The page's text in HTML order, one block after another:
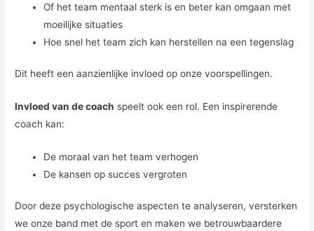
Of het team mentaal sterk is en beter kan omgaan met
moeilijke situaties
Hoe snel het team zich kan herstellen na een tegenslag
Dit heeft een aanzienlijke invloed op onze voorspellingen.
Invloed van de coach speelt ook een rol. Een inspirerende
coach kan:
De moraal van het team verhogen
De kansen op succes vergroten
Door deze psychologische aspecten te analyseren, versterken
we onze band met de sport en maken we betrouwbaardere